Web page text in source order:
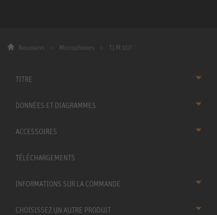
Neumann Microphones TLM 107
TITRE
DONNÉES ET DIAGRAMMES
ACCESSOIRES
TÉLÉCHARGEMENTS
INFORMATIONS SUR LA COMMANDE
CHOISISSEZ UN AUTRE PRODUIT